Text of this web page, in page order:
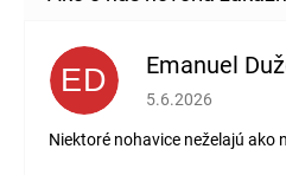
ED Emanuel
Hodnotenie
5.6.2026
Niektoré nohavice neželajú ako